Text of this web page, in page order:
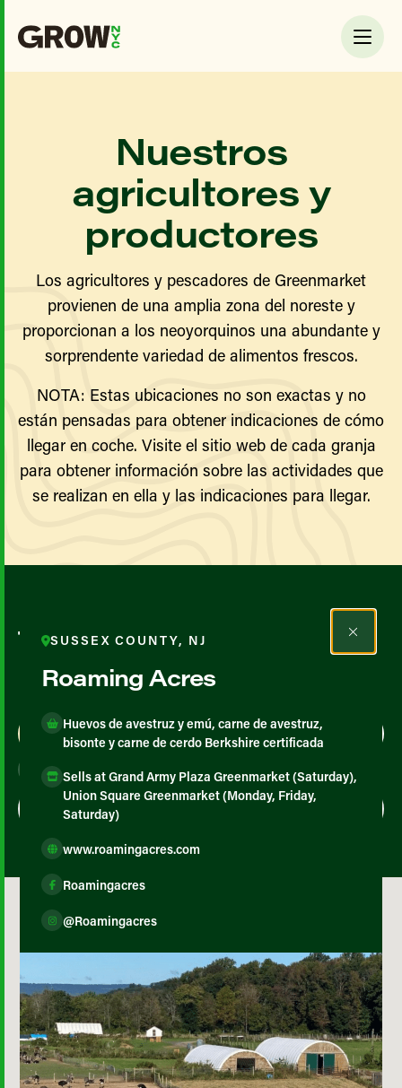
Nuestros
agricultores y
productores
Los agricultores y pescadores de Greenmarket
provienen de una amplia zona del noreste y
proporcionan a los neoyorquinos una abundante y
sorprendente variedad de alimentos frescos.
NOTA: Estas ubicaciones no son exactas y no
están pensadas para obtener indicaciones de cómo
llegar en coche. Visite el sitio web de cada granja
para obtener información sobre las actividades que
se realizan en ella y las indicaciones para llegar.
Todos los agricultores y
productores
Map View List View
SUSSEX COUNTY, NJ
Roaming Acres
Huevos de avestruz y emú, carne de avestruz,
bisonte y carne de cerdo Berkshire certificada
Sells at Grand Army Plaza Greenmarket (Saturday),
Union Square Greenmarket (Monday, Friday,
Saturday)
www.roamingacres.com
Roamingacres
@Roamingacres